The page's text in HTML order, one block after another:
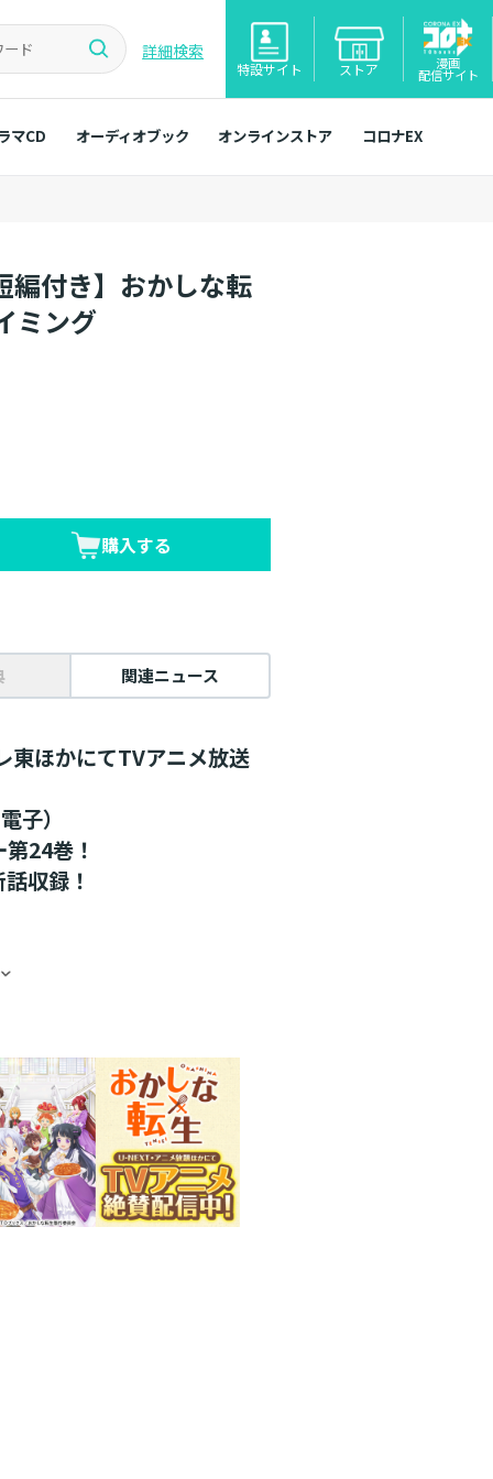
詳細検索
特設サイト ストア 漫画
配信サイト
マCD オーディオブック オンラインストア コロナEX
編付き】おかしな転
ミング
購入する
関連ニュース
東ほかにてTVアニメ放送
子）
24巻！
収録！
ろし！